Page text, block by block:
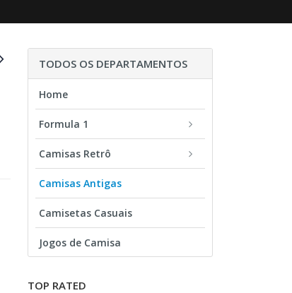
TODOS OS DEPARTAMENTOS
Home
Formula 1
Camisas Retrô
Camisas Antigas
Camisetas Casuais
Jogos de Camisa
TOP RATED